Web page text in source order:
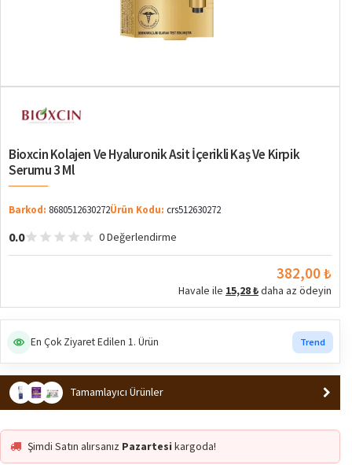
Bioxcin Kolajen Ve Hyaluronik Asit İçerikli Kaş Ve Kirpik
Serumu 3 Ml
Barkod: 8680512630272Ürün Kodu: crs512630272
0.0 0 Değerlendirme
382,00 ₺
Havale ile 15,28 ₺daha az ödeyin
En Çok Ziyaret Edilen 1. Ürün Trend
Tamamlayıcı Ürünler
Şimdi Satın alırsanız Pazartesi kargoda!